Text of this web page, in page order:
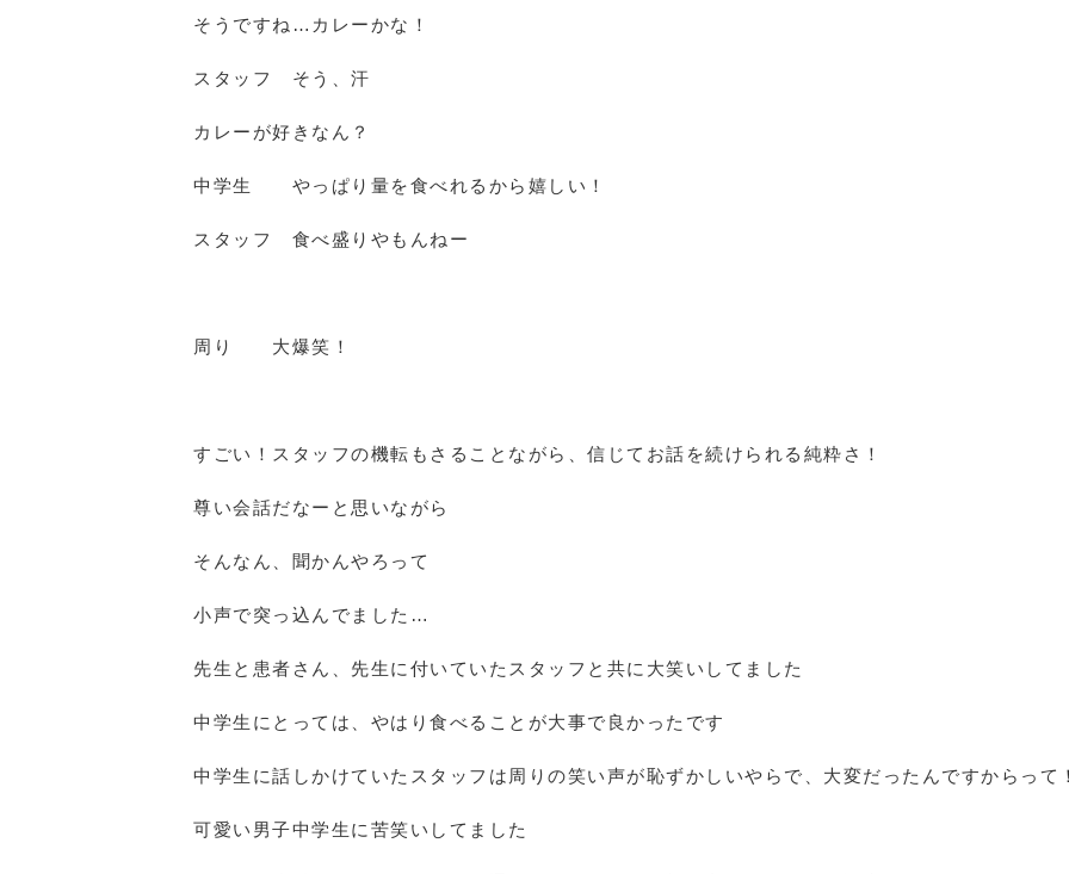
そうですね…カレーかな！
スタッフ そう、汗
カレーが好きなん？
中学生 やっぱり量を食べれるから嬉しい！
スタッフ 食べ盛りやもんねー
周り 大爆笑！
すごい！スタッフの機転もさることながら、信じてお話を続けられる純粋さ！
尊い会話だなーと思いながら
そんなん、聞かんやろって
小声で突っ込んでました…
先生と患者さん、先生に付いていたスタッフと共に大笑いしてました
中学生にとっては、やはり食べることが大事で良かったです
中学生に話しかけていたスタッフは周りの笑い声が恥ずかしいやらで、大変だったんですからって
可愛い男子中学生に苦笑いしてました